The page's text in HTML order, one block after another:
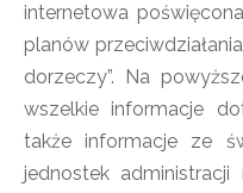
internetowa
planów
dorzeczy”. Na
wszelkie informacje
także informacje ze
jednostek